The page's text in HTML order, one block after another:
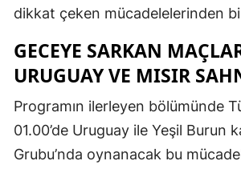
dikkat çeken mücadelelerinden
GECEYE SARKAN
URUGUAY VE MISIR
Programın ilerleyen bölümünde
01.00’de Uruguay ile Yeşil Burun
Grubu’nda oynanacak bu